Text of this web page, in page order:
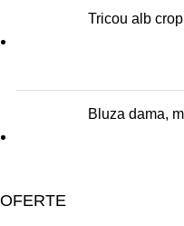
Tricou alb
Bluza dama,
OFERTE